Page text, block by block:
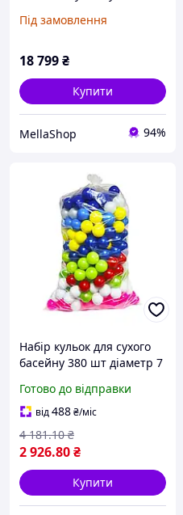
кульок (200 кульок) дитячі
перешкодами,
Під замовлення
18 799₴
Купити
MellaShop 94%
Набір кульок для сухого
басейну 380 шт діаметр 7
кульки для дитячого
майданчика box2
Готово до відправки
від488₴/міс
2 926.80₴
4 181.10 ₴
Купити